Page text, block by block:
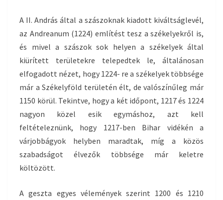
A II. András által a szászoknak kiadott kiváltságlevél,
az Andreanum (1224) említést tesz a székelyekről is,
és mivel a szászok sok helyen a székelyek által
kiürített területekre telepedtek le, általánosan
elfogadott nézet, hogy 1224- re a székelyek többsége
már a Székelyföld területén élt, de valószínűleg már
1150 körül. Tekintve, hogy a két időpont, 1217 és 1224
nagyon közel esik egymáshoz, azt kell
feltételeznünk, hogy 1217-ben Bihar vidékén a
várjobbágyok helyben maradtak, míg a közös
szabadságot élvezők többsége már keletre
költözött.
A geszta egyes vélemények szerint 1200 és 1210